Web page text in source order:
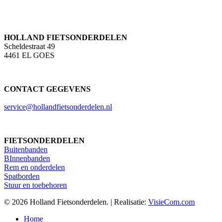
HOLLAND FIETSONDERDELEN
Scheldestraat 49
4461 EL GOES
CONTACT GEGEVENS
service@hollandfietsonderdelen.nl
FIETSONDERDELEN
Buitenbanden
BInnenbanden
Rem en onderdelen
Spatborden
Stuur en toebehoren
© 2026 Holland Fietsonderdelen. | Realisatie: VisieCom.com
Close
Home